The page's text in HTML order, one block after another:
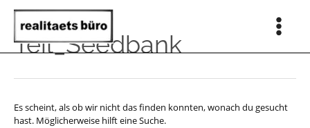
springen
Main
Teil_Seedbank
Es scheint, als ob wir nicht das finden konnten, wonach du gesucht
hast. Möglicherweise hilft eine Suche.